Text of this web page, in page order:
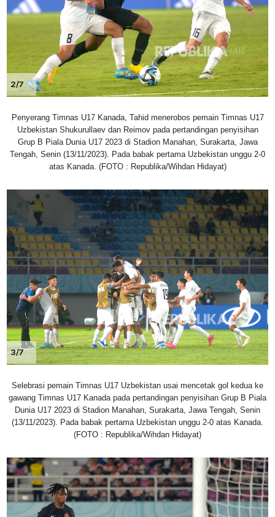
2/7
Penyerang Timnas U17 Kanada, Tahid menerobos pemain Timnas U17
Uzbekistan Shukurullaev dan Reimov pada pertandingan penyisihan
Grup B Piala Dunia U17 2023 di Stadion Manahan, Surakarta, Jawa
Tengah, Senin (13/11/2023). Pada babak pertama Uzbekistan unggu 2-0
atas Kanada. (FOTO : Republika/Wihdan Hidayat)
3/7
Selebrasi pemain Timnas U17 Uzbekistan usai mencetak gol kedua ke
gawang Timnas U17 Kanada pada pertandingan penyisihan Grup B Piala
Dunia U17 2023 di Stadion Manahan, Surakarta, Jawa Tengah, Senin
(13/11/2023). Pada babak pertama Uzbekistan unggu 2-0 atas Kanada.
(FOTO : Republika/Wihdan Hidayat)